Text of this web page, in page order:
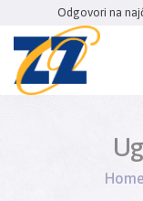
Odgovori na
Home